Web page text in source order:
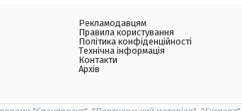
Рекламодавцям
Правила користування
Політика конфіденційності
Технічна інформація
Контакти
Архів